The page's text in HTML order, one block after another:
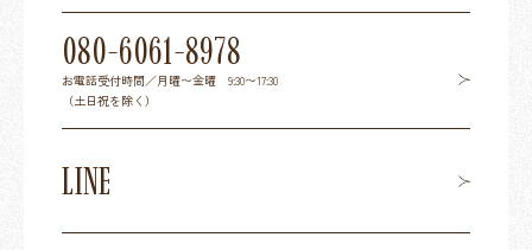
080-6061-8978
お電話受付時間／月曜〜金曜 9:30〜17:30
（土日祝を除く）
LINE